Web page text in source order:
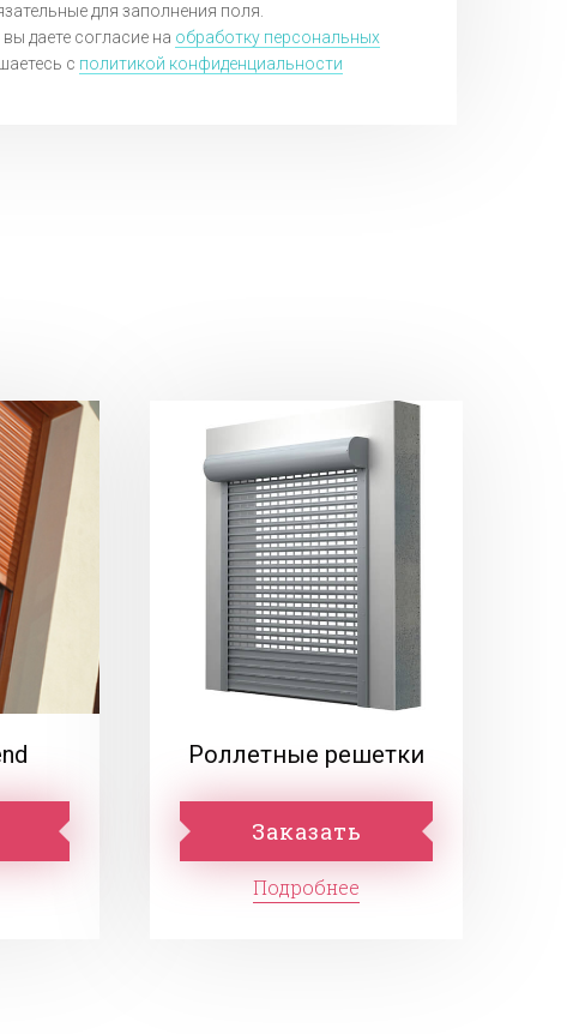
для заполнения поля.
даете согласие на обработку персональных
c политикой конфиденциальности
Роллетные решетки
Заказать
Подробнее